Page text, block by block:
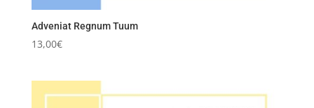
Adveniat Regnum Tuum
13,00€